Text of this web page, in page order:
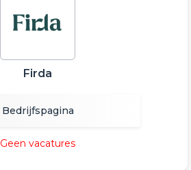
Firda
Bedrijfspagina
Geen vacatures